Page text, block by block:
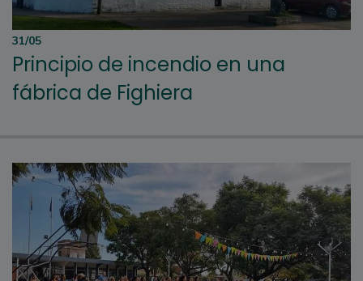
31/05
Principio de incendio en una
fábrica de Fighiera